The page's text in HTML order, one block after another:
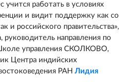
учится работать в условиях
и видит поддержку как со
и российского правительства»,
руководитель направления по
управления СКОЛКОВО,
Центра индийских
РАН Лидия